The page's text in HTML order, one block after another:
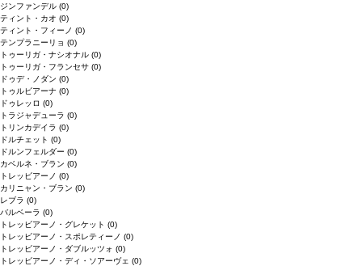
ジンファンデル (0)
ティント・カオ (0)
ティント・フィーノ (0)
テンプラニーリョ (0)
トゥーリガ・ナシオナル (0)
トゥーリガ・フランセサ (0)
ドゥデ・ノダン (0)
トゥルビアーナ (0)
ドゥレッロ (0)
トラジャデューラ (0)
トリンカデイラ (0)
ドルチェット (0)
ドルンフェルダー (0)
カベルネ・ブラン (0)
トレッビアーノ (0)
カリニャン・ブラン (0)
レブラ (0)
バルベーラ (0)
トレッビアーノ・グレケット (0)
トレッビアーノ・スポレティーノ (0)
トレッビアーノ・ダブルッツォ (0)
トレッビアーノ・ディ・ソアーヴェ (0)